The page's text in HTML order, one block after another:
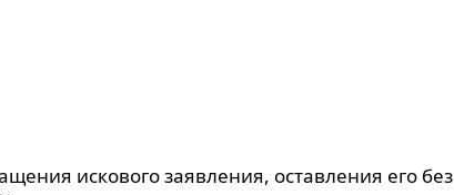
искового заявления, оставления его без